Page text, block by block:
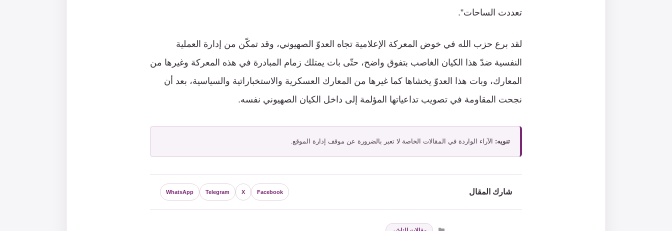
تعددت الساحات”.
لقد برع حزب الله في خوض المعركة الإعلامية تجاه العدوّ الصهيوني، وقد تمكّن من إدارة العملية
النفسية ضدّ هذا الكيان الغاصب بتفوق واضح، حتّى بات يمتلك زمام المبادرة في هذه المعركة وغيرها من
المعارك، وبات هذا العدوّ يخشاها كما غيرها من المعارك العسكرية والاستخباراتية والسياسية، بعد أن
نجحت المقاومة في تصويب تداعياتها المؤلمة إلى داخل الكيان الصهيوني نفسه.
تنويه: الآراء الواردة في المقالات الخاصة لا تعبر بالضرورة عن موقف إدارة الموقع.
شارك المقال Facebook
X
Telegram
WhatsApp
التصنيفات